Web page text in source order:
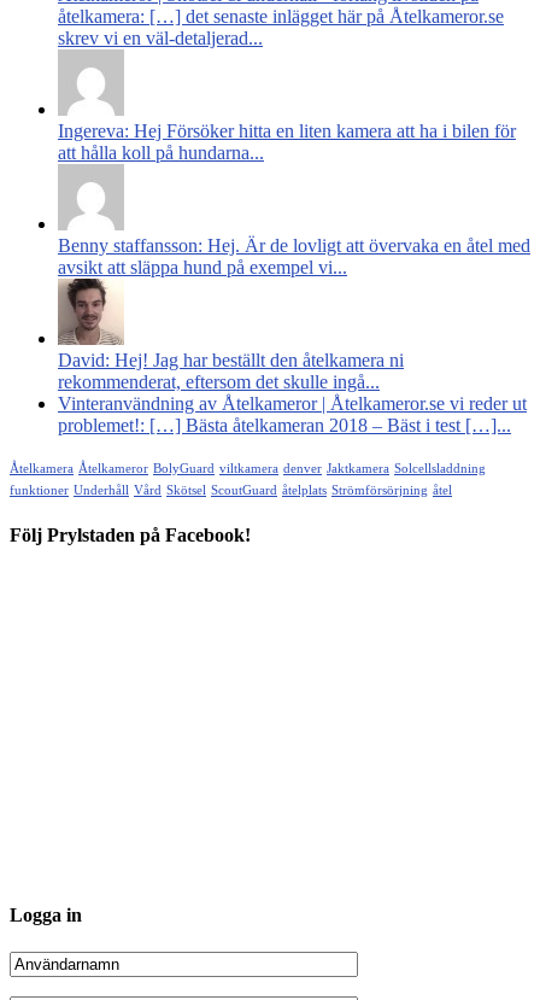
åtelkamera: […] det senaste inlägget här på Åtelkameror.se
skrev vi en väl-detaljerad...
Ingereva: Hej Försöker hitta en liten kamera att ha i bilen för
att hålla koll på hundarna...
Benny staffansson: Hej. Är de lovligt att övervaka en åtel med
avsikt att släppa hund på exempel vi...
David: Hej! Jag har beställt den åtelkamera ni
rekommenderat, eftersom det skulle ingå...
Vinteranvändning av Åtelkameror | Åtelkameror.se vi reder ut
problemet!: […] Bästa åtelkameran 2018 – Bäst i test […]...
Åtelkamera Åtelkameror BolyGuard viltkamera denver Jaktkamera Solcellsladdning
funktioner Underhåll Vård Skötsel ScoutGuard åtelplats Strömförsörjning åtel
Följ Prylstaden på Facebook!
Logga in